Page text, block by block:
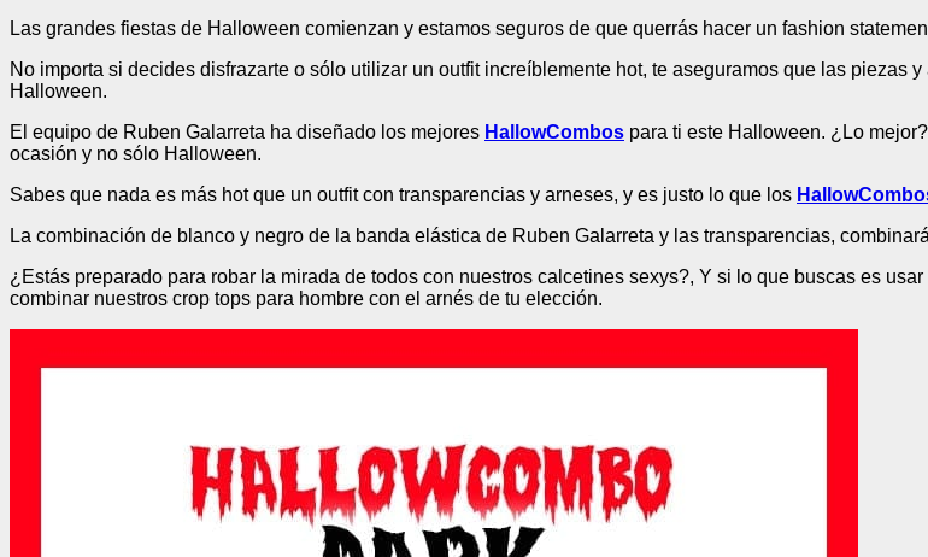
Las grandes fiestas de Halloween comienzan y estamos seguros de que querrás hacer un fashion
No importa si decides disfrazarte o sólo utilizar un outfit increíblemente hot, te aseguramos que las piezas
Halloween.
El equipo de Ruben Galarreta ha diseñado los mejores HallowCombos para ti este Halloween. ¿Lo
ocasión y no sólo Halloween.
Sabes que nada es más hot que un outfit con transparencias y arneses, y es justo lo que los
La combinación de blanco y negro de la banda elástica de Ruben Galarreta y las transparencias,
¿Estás preparado para robar la mirada de todos con nuestros calcetines sexys?, Y si lo que buscas es
combinar nuestros crop tops para hombre con el arnés de tu elección.